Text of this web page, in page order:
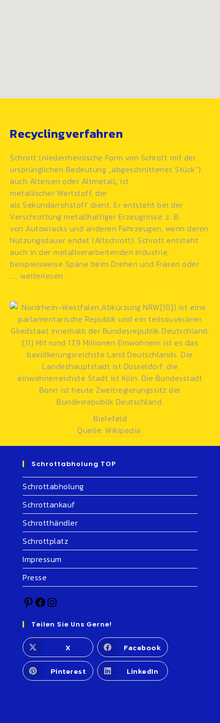
Recyclingverfahren
Schrott (niederrheinische Form von Schrott mit der
ursprünglichen Bedeutung „abgeschnittenes Stück“),
auch Alteisen oder Altmetall, ist
metallischer Wertstoff, der
als Sekundärrohstoff dient. Er entsteht bei der
Verschrottung metallhaltiger Erzeugnisse, z. B.
von Autowracks und anderen Fahrzeugen, wenn deren
Nutzungsdauer endet (Altschrott). Schrott entsteht
auch in der metallverarbeitenden Industrie,
beispielsweise Späne beim Drehen und Fräsen oder
….. weiterlesen
Bielefeld
Quelle: Wikipedia
Schrottabholung TOP
Schrottabholung
Schrottankauf
Schrotthändler
Schrottplatz
Impressum
Presse
Teilen Sie Uns Gerne!
X Facebook
Pinterest LinkedIn